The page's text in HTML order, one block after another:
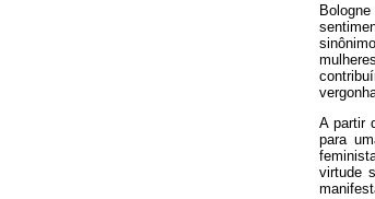
A partir
para
virtude